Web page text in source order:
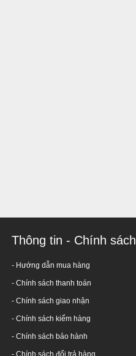
Thông tin - Chính sách
- Hướng dẫn mua hàng
- Chính sách thanh toán
- Chính sách giao nhận
- Chính sách kiểm hàng
- Chính sách bảo hành
- Chính sách đổi trả hàng